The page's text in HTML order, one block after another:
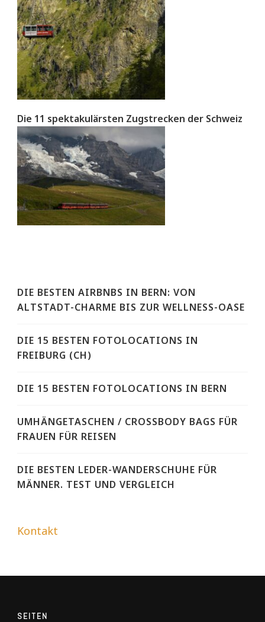
Die 11 spektakulärsten Zugstrecken der Schweiz
DIE BESTEN AIRBNBS IN BERN: VON
ALTSTADT-CHARME BIS ZUR WELLNESS-OASE
DIE 15 BESTEN FOTOLOCATIONS IN
FREIBURG (CH)
DIE 15 BESTEN FOTOLOCATIONS IN BERN
UMHÄNGETASCHEN / CROSSBODY BAGS FÜR
FRAUEN FÜR REISEN
DIE BESTEN LEDER-WANDERSCHUHE FÜR
MÄNNER. TEST UND VERGLEICH
Kontakt
SEITEN